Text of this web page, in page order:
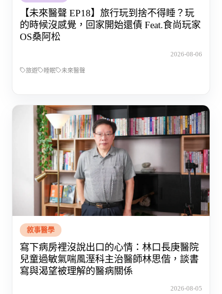
【未來醫聲 EP18】旅行玩到捨不得睡？玩
的時候沒感覺，回家開始還債 Feat.食尚玩家
OS桑阿松
2026-08-06
旅遊 睡眠 未來醫聲
敘事醫學
寫下病房裡沒說出口的心情：林口長庚醫院
兒童過敏氣喘風溼科主治醫師林思偕，談書
寫與渴望被理解的醫病關係
2026-08-05